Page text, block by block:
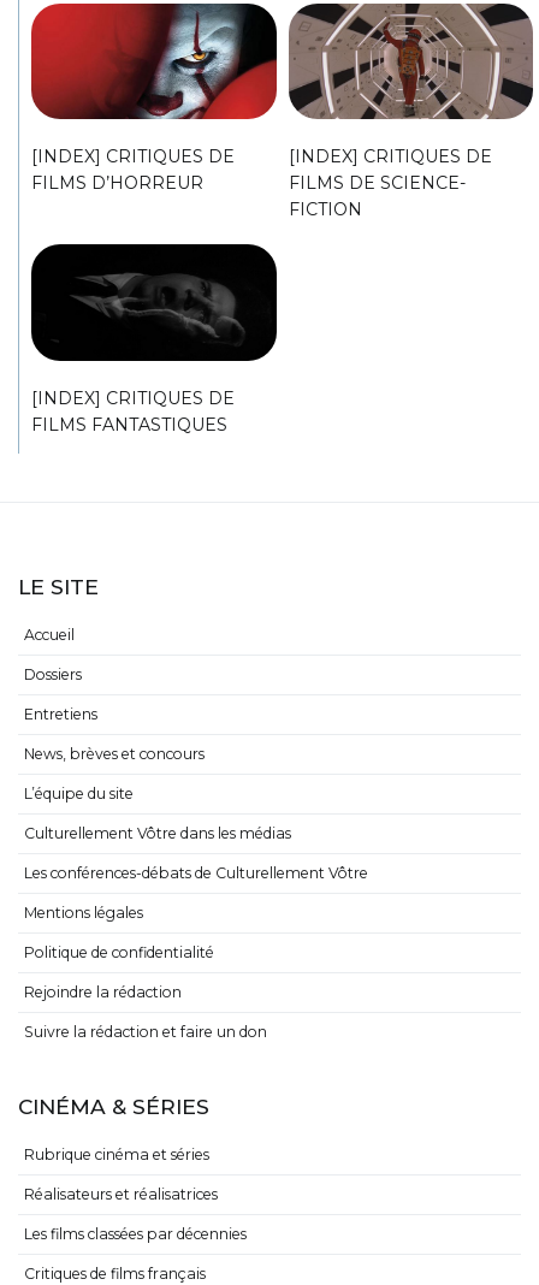
[INDEX] CRITIQUES DE
FILMS D’HORREUR
[INDEX] CRITIQUES DE
FILMS DE SCIENCE-
FICTION
[INDEX] CRITIQUES DE
FILMS FANTASTIQUES
LE SITE
Accueil
Dossiers
Entretiens
News, brèves et concours
L’équipe du site
Culturellement Vôtre dans les médias
Les conférences-débats de Culturellement Vôtre
Mentions légales
Politique de confidentialité
Rejoindre la rédaction
Suivre la rédaction et faire un don
CINÉMA & SÉRIES
Rubrique cinéma et séries
Réalisateurs et réalisatrices
Les films classées par décennies
Critiques de films français